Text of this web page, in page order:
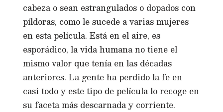
cabeza o sean estrangulados o dopados con
píldoras, como le sucede a varias mujeres
en esta película. Está en el aire, es
esporádico, la vida humana no tiene el
mismo valor que tenía en las décadas
anteriores. La gente ha perdido la fe en
casi todo y este tipo de película lo recoge en
su faceta más descarnada y corriente.